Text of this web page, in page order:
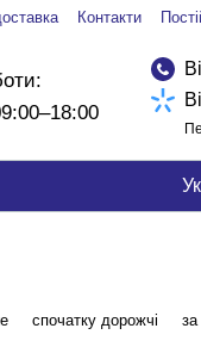
Контакти
спочатку дорожчі